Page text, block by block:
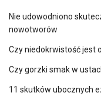
Nie udowodniono
nowotworów
Czy niedokrwistość jest
Czy gorzki smak w
11 skutków ubocznych